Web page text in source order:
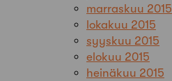
marraskuu 2015
lokakuu 2015
syyskuu 2015
elokuu 2015
heinäkuu 2015